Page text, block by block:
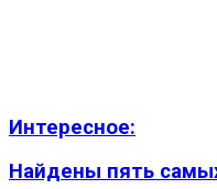
Интересное:
Найдены пять